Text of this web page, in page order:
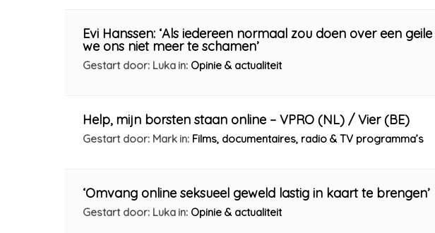
Evi Hanssen: ‘Als iedereen normaal zou doen over een
we ons niet meer te schamen’
Gestart door: Luka in: Opinie & actualiteit
Help, mijn borsten staan online – VPRO (NL) / Vier (BE)
Gestart door: Mark in: Films, documentaires, radio & TV programma’s
‘Omvang online seksueel geweld lastig in kaart te brengen’
Gestart door: Luka in: Opinie & actualiteit